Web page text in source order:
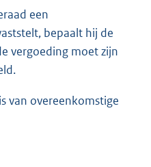
een
bepaalt hij de
vergoeding moet zijn
van overeenkomstige